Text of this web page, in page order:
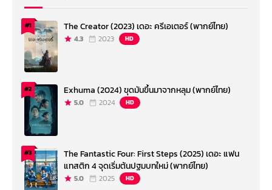
#1 The Creator (2023) เดอะ ครีเอเตอร์ (พากย์ไทย)
4.3 2023 HD
#2 Exhuma (2024) ขุดมันขึ้นมาจากหลุม (พากย์ไทย)
5.0 2024 HD
#3
The Fantastic Four: First Steps (2025) เดอะ แฟน
แทสติก 4 จุดเริ่มต้นปฐมบทใหม่ (พากย์ไทย)
5.0 2025 HD